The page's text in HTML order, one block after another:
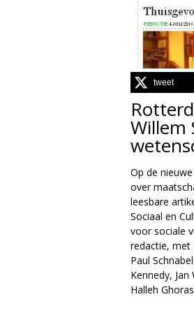
g
e
M
a
g
a
z
i
n
tweet
Willem
Op de
over
leesbare
Sociaal en
voor sociale
redactie, met
Paul
Kennedy,
Halleh